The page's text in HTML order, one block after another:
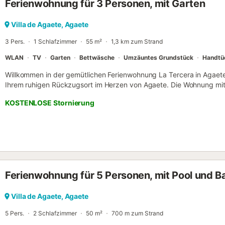
Ferienwohnung für 3 Personen, mit Garten
Villa de Agaete, Agaete
3 Pers. 1 Schlafzimmer 55 m² 1,3 km zum Strand
WLAN TV Garten Bettwäsche Umzäuntes Grundstück
Willkommen in der gemütlichen Ferienwohnung La Tercera in
Ihrem ruhigen Rückzugsort im Herzen von Agaete. Die Wohnung
genießen möchten. Dank der zentralen Lage erreichen Sie
erleben aber dennoch die Ruhe eines echten Refugiums. Perfekt
die Berge. Die moderne, voll ausgestattete Küche und das
angenehmen Aufenthalt. Auf der kleinen, schönen Terrasse
Star in Agaete bietet Ihnen eine ideale Lage zwischen Strand und
zur Umgebung gibt. Parkmöglichkeiten finden Sie auf der Straße.
vorhanden ist....
KOSTENLOSE Stornierung
Ferienwohnung für 5 Personen, mit Pool und
Villa de Agaete, Agaete
5 Pers. 2 Schlafzimmer 50 m² 700 m zum Strand